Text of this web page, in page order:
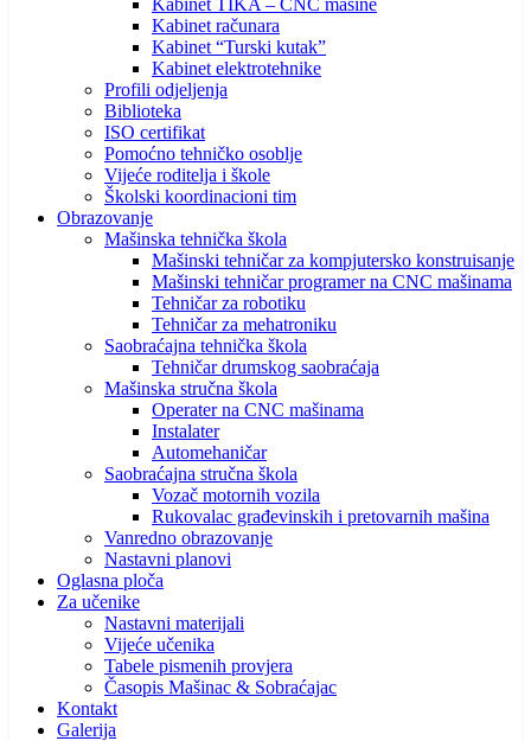
Kabinet TIKA – CNC mašine
Kabinet računara
Kabinet “Turski kutak”
Kabinet elektrotehnike
Profili odjeljenja
Biblioteka
ISO certifikat
Pomoćno tehničko osoblje
Vijeće roditelja i škole
Školski koordinacioni tim
Obrazovanje
Mašinska tehnička škola
Mašinski tehničar za kompjutersko konstruisanje
Mašinski tehničar programer na CNC mašinama
Tehničar za robotiku
Tehničar za mehatroniku
Saobraćajna tehnička škola
Tehničar drumskog saobraćaja
Mašinska stručna škola
Operater na CNC mašinama
Instalater
Automehaničar
Saobraćajna stručna škola
Vozač motornih vozila
Rukovalac građevinskih i pretovarnih mašina
Vanredno obrazovanje
Nastavni planovi
Oglasna ploča
Za učenike
Nastavni materijali
Vijeće učenika
Tabele pismenih provjera
Časopis Mašinac & Sobraćajac
Kontakt
Galerija